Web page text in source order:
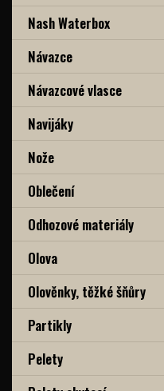
Nash Waterbox
Návazce
Návazcové vlasce
Navijáky
Nože
Oblečení
Odhozové materiály
Olova
Olověnky, těžké šňůry
Partikly
Pelety